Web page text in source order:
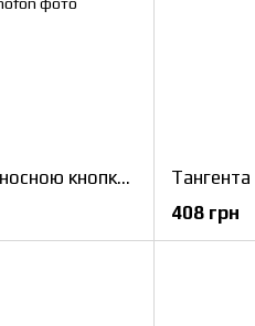
Гарнітура для рації з виносною кнопкою KRN Ларингофон Kenwood, BAOFENG, HYTERA
408 грн